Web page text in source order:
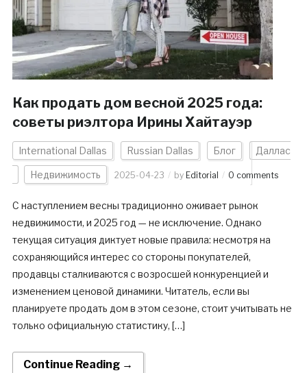
Как продать дом весной 2025 года:
советы риэлтора Ирины Хайтауэр
International Dallas Russian Dallas Блог Даллас
Недвижимость 2025-04-23 by Editorial 0 comments
С наступлением весны традиционно оживает рынок
недвижимости, и 2025 год — не исключение. Однако
текущая ситуация диктует новые правила: несмотря на
сохраняющийся интерес со стороны покупателей,
продавцы сталкиваются с возросшей конкуренцией и
изменением ценовой динамики. Читатель, если вы
планируете продать дом в этом сезоне, стоит учитывать не
только официальную статистику, […]
Continue Reading →